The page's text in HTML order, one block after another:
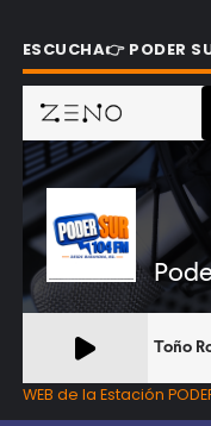
ESCUCHA👉 PODER
WEB de la Estación